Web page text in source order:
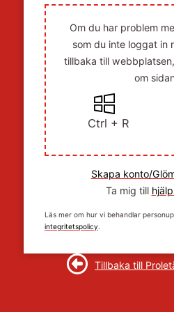
Om du har problem
som du inte loggat in
tillbaka till
om
Ctrl + R
Skapa konto/
Ta mig till
Läs mer om hur vi behandlar
integritetspolicy.
Tillbaka till